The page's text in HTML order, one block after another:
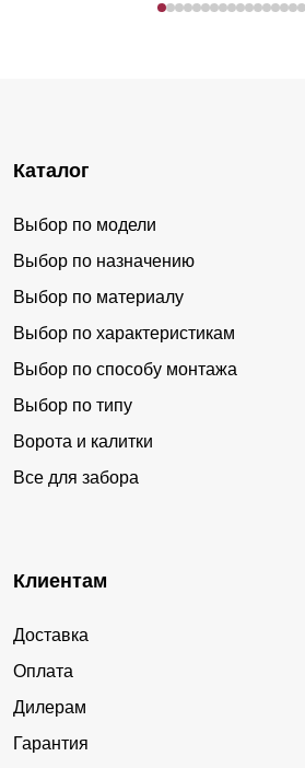
Каталог
Выбор по модели
Выбор по назначению
Выбор по материалу
Выбор по характеристикам
Выбор по способу монтажа
Выбор по типу
Ворота и калитки
Все для забора
Клиентам
Доставка
Оплата
Дилерам
Гарантия